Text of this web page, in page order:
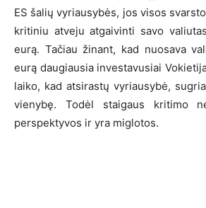
ES šalių vyriausybės, jos visos
kritiniu atveju atgaivinti savo
eurą. Tačiau žinant, kad nuosava
eurą daugiausia investavusiai
laiko, kad atsirastų vyriausybė,
vienybę. Todėl staigaus kritimo
perspektyvos ir yra miglotos.